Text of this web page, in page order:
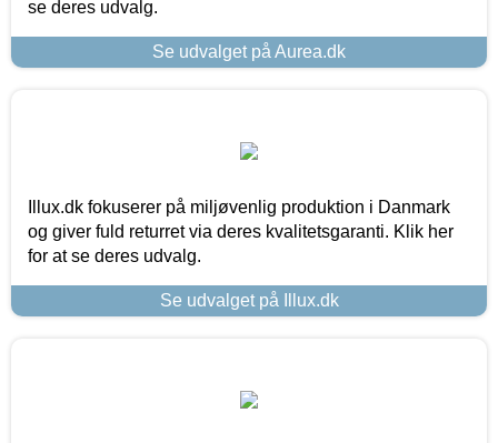
se deres udvalg.
Se udvalget på Aurea.dk
Illux.dk fokuserer på miljøvenlig produktion i Danmark
og giver fuld returret via deres kvalitetsgaranti. Klik her
for at se deres udvalg.
Se udvalget på Illux.dk